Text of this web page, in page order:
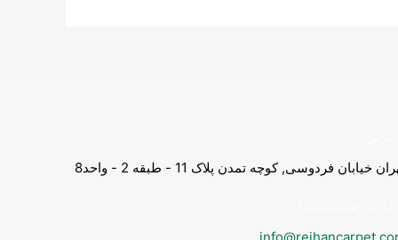
خیابان فردوسی, کوچه تمدن پلاک 11 - طبقه 2 - واحد8